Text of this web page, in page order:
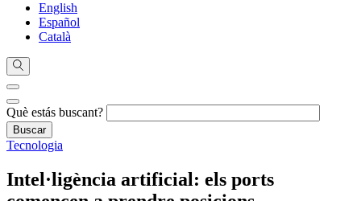
English
Español
Català
Què estás buscant?
Tecnologia
Intel·ligència artificial: els ports